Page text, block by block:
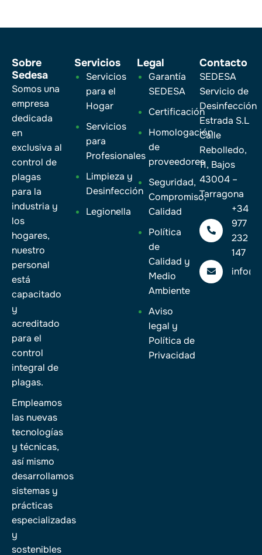
Sobre
Sedesa
Somos una
empresa
dedicada
en
exclusiva al
control de
plagas
para la
industria y
los
hogares,
nuestro
personal
está
capacitado
y
acreditado
para el
control
integral de
plagas.
Empleamos
las nuevas
tecnologías
y técnicas,
así mismo
desarrollamos
sistemas y
prácticas
especializadas
y
sostenibles
Servicios
Servicios
para el
Hogar
Servicios
para
Profesionales
Limpieza y
Desinfección
Legionella
Legal
Garantía
SEDESA
Certificación
Homologación
de
proveedores
Seguridad,
Compromiso,
Calidad
Política
de
Calidad y
Medio
Ambiente
Aviso
legal y
Política de
Privacidad
Contacto
SEDESA
Servicio de
Desinfección
Estrada S.L
Calle
Rebolledo,
11, Bajos
43004 –
Tarragona
+34
977
232
147